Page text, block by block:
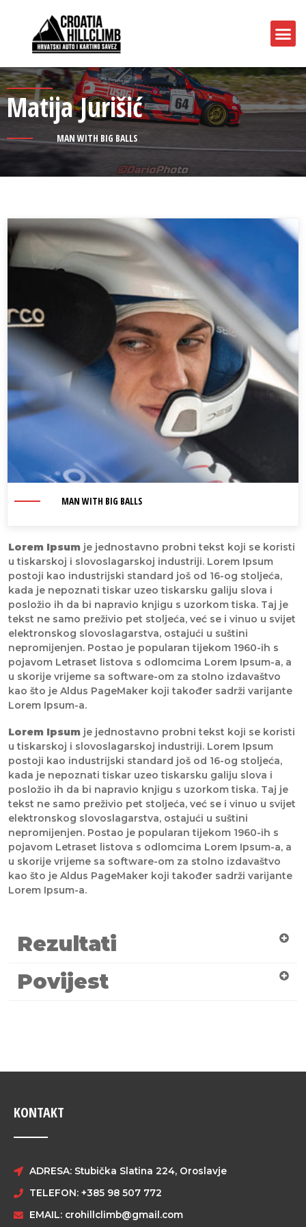
Matija Jurišić
MAN WITH BIG BALLS
MAN WITH BIG BALLS
Lorem Ipsum je jednostavno probni tekst koji se koristi
u tiskarskoj i slovoslagarskoj industriji. Lorem Ipsum
postoji kao industrijski standard još od 16-og stoljeća,
kada je nepoznati tiskar uzeo tiskarsku galiju slova i
posložio ih da bi napravio knjigu s uzorkom tiska. Taj je
tekst ne samo preživio pet stoljeća, već se i vinuo u svijet
elektronskog slovoslagarstva, ostajući u suštini
nepromijenjen. Postao je popularan tijekom 1960-ih s
pojavom Letraset listova s odlomcima Lorem Ipsum-a, a
u skorije vrijeme sa software-om za stolno izdavaštvo
kao što je Aldus PageMaker koji također sadrži varijante
Lorem Ipsum-a.
Lorem Ipsum je jednostavno probni tekst koji se koristi
u tiskarskoj i slovoslagarskoj industriji. Lorem Ipsum
postoji kao industrijski standard još od 16-og stoljeća,
kada je nepoznati tiskar uzeo tiskarsku galiju slova i
posložio ih da bi napravio knjigu s uzorkom tiska. Taj je
tekst ne samo preživio pet stoljeća, već se i vinuo u svijet
elektronskog slovoslagarstva, ostajući u suštini
nepromijenjen. Postao je popularan tijekom 1960-ih s
pojavom Letraset listova s odlomcima Lorem Ipsum-a, a
u skorije vrijeme sa software-om za stolno izdavaštvo
kao što je Aldus PageMaker koji također sadrži varijante
Lorem Ipsum-a.
Rezultati
Povijest
KONTAKT
ADRESA: Stubička Slatina 224, Oroslavje
TELEFON: +385 98 507 772
EMAIL: crohillclimb@gmail.com